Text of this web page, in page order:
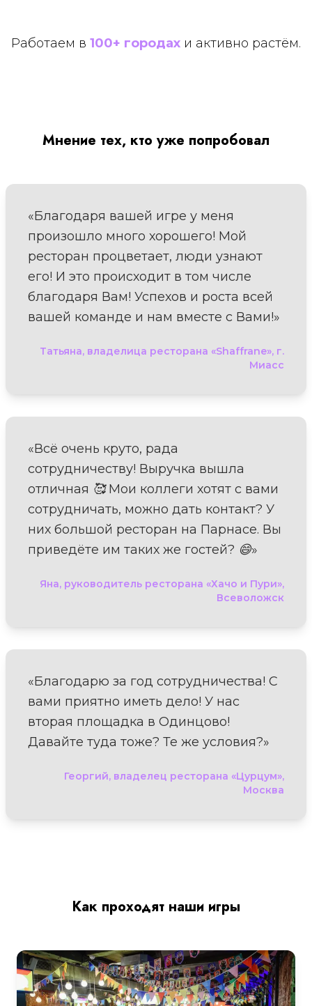
Работаем в 100+ городах и активно растём.
Мнение тех, кто уже попробовал
«Благодаря вашей игре у меня
произошло много хорошего! Мой
ресторан процветает, люди узнают
его! И это происходит в том числе
благодаря Вам! Успехов и роста всей
вашей команде и нам вместе с Вами!»
Татьяна, владелица ресторана «Shaffrane», г.
Миасс
«Всё очень круто, рада
сотрудничеству! Выручка вышла
отличная 🥰 Мои коллеги хотят с вами
сотрудничать, можно дать контакт? У
них большой ресторан на Парнасе. Вы
приведёте им таких же гостей? 😄»
Яна, руководитель ресторана «Хачо и Пури»,
Всеволожск
«Благодарю за год сотрудничества! С
вами приятно иметь дело! У нас
вторая площадка в Одинцово!
Давайте туда тоже? Те же условия?»
Георгий, владелец ресторана «Цурцум»,
Москва
Как проходят наши игры